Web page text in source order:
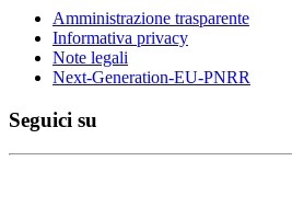
Amministrazione trasparente
Informativa privacy
Note legali
Next-Generation-EU-PNRR
Seguici su